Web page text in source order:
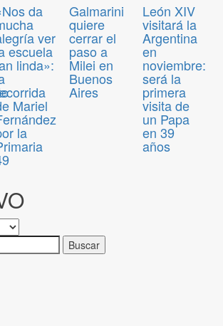
da
ver
escuela
linda»:
Mariel
la
Galmarini
quiere
cerrar el
paso a
Milei en
Buenos
Aires
León XIV
visitará la
Argentina
en
noviembre:
será la
primera
visita de
un Papa
en 39
años